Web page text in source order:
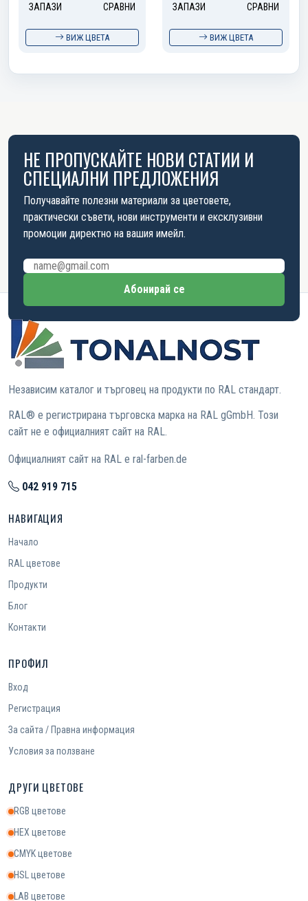
ЗАПАЗИ СРАВНИ
ВИЖ ЦВЕТА
ЗАПАЗИ СРАВНИ
ВИЖ ЦВЕТА
НЕ ПРОПУСКАЙТЕ НОВИ СТАТИИ И
СПЕЦИАЛНИ ПРЕДЛОЖЕНИЯ
Получавайте полезни материали за цветовете,
практически съвети, нови инструменти и ексклузивни
промоции директно на вашия имейл.
Имейл адрес
Абонирай се
Независим каталог и търговец на продукти по RAL стандарт.
RAL® е регистрирана търговска марка на RAL gGmbH. Този
сайт не е официалният сайт на RAL.
Официалният сайт на RAL е ral-farben.de
042 919 715
НАВИГАЦИЯ
Начало
RAL цветове
Продукти
Блог
Контакти
ПРОФИЛ
Вход
Регистрация
За сайта / Правна информация
Условия за ползване
ДРУГИ ЦВЕТОВЕ
RGB цветове
HEX цветове
CMYK цветове
HSL цветове
LAB цветове